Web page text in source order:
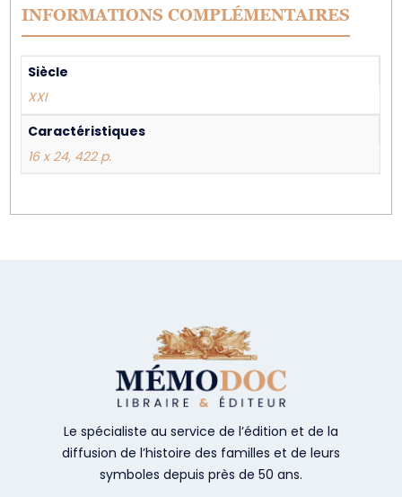
INFORMATIONS COMPLÉMENTAIRES
Siècle
XXI
Caractéristiques
16 x 24, 422 p.
Le spécialiste au service de l’édition et de la
diffusion de l’histoire des familles et de leurs
symboles depuis près de 50 ans.